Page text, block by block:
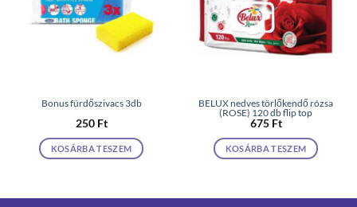
Bonus fürdőszivacs 3db
250 Ft
KOSÁRBA TESZEM
BELUX nedves törlőkendő rózsa
(ROSE) 120 db flip top
675 Ft
KOSÁRBA TESZEM